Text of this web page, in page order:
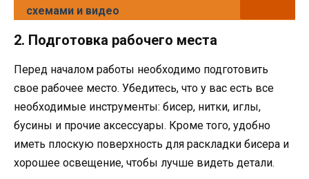
схемами и видео
2. Подготовка рабочего места
Перед началом работы необходимо подготовить
свое рабочее место. Убедитесь, что у вас есть все
необходимые инструменты: бисер, нитки, иглы,
бусины и прочие аксессуары. Кроме того, удобно
иметь плоскую поверхность для раскладки бисера и
хорошее освещение, чтобы лучше видеть детали.